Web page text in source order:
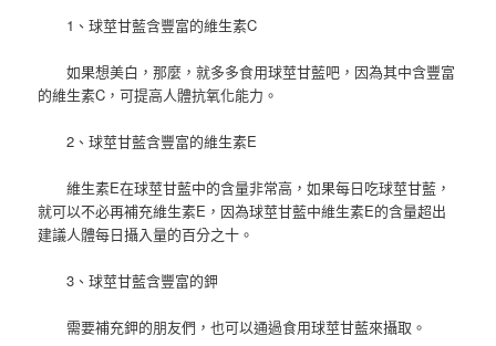
1、球莖甘藍含豐富的維生素C
如果想美白，那麼，就多多食用球莖甘藍吧，因為其中含豐富
的維生素C，可提高人體抗氧化能力。
2、球莖甘藍含豐富的維生素E
維生素E在球莖甘藍中的含量非常高，如果每日吃球莖甘藍，
就可以不必再補充維生素E，因為球莖甘藍中維生素E的含量超出
建議人體每日攝入量的百分之十。
3、球莖甘藍含豐富的鉀
需要補充鉀的朋友們，也可以通過食用球莖甘藍來攝取。